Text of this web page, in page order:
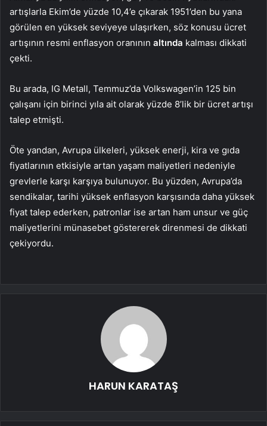
artışlarla Ekim’de yüzde 10,4’e çıkarak 1951’den bu yana
görülen en yüksek seviyeye ulaşırken, söz konusu ücret
artışının resmi enflasyon oranının altında kalması dikkati
çekti.
Bu arada, IG Metall, Temmuz’da Volkswagen’in 125 bin
çalışanı için birinci yıla ait olarak yüzde 8’lik bir ücret artışı
talep etmişti.
Öte yandan, Avrupa ülkeleri, yüksek enerji, kira ve gıda
fiyatlarının etkisiyle artan yaşam maliyetleri nedeniyle
grevlerle karşı karşıya bulunuyor. Bu yüzden, Avrupa’da
sendikalar, tarihi yüksek enflasyon karşısında daha yüksek
fiyat talep ederken, patronlar ise artan ham unsur ve güç
maliyetlerini münasebet göstererek direnmesi de dikkati
çekiyordu.
HARUN KARATAŞ